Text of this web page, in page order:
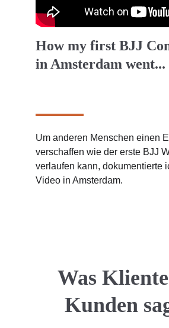
How my first BJJ
in Amsterdam went...
Um anderen Menschen einen
verschaffen wie der erste BJJ
verlaufen kann, dokumentierte
Video in Amsterdam.
Was
Kunden